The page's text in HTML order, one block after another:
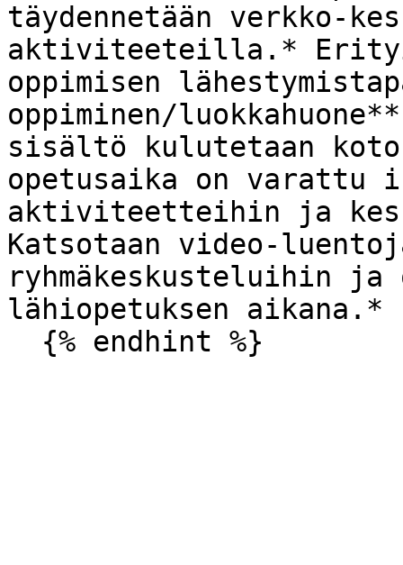
täydennetään verkko-
aktiviteeteilla.*
oppimisen
oppiminen/
sisältö kulutetaan
opetusaika on
aktiviteetteihin ja
Katsotaan video-
ryhmäkeskusteluihin ja
lähiopetuksen aikana.*